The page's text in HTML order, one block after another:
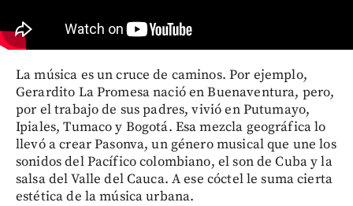
La música es un cruce de caminos. Por ejemplo,
Gerardito La Promesa nació en Buenaventura, pero,
por el trabajo de sus padres, vivió en Putumayo,
Ipiales, Tumaco y Bogotá. Esa mezcla geográfica lo
llevó a crear Pasonva, un género musical que une los
sonidos del Pacífico colombiano, el son de Cuba y la
salsa del Valle del Cauca. A ese cóctel le suma cierta
estética de la música urbana.